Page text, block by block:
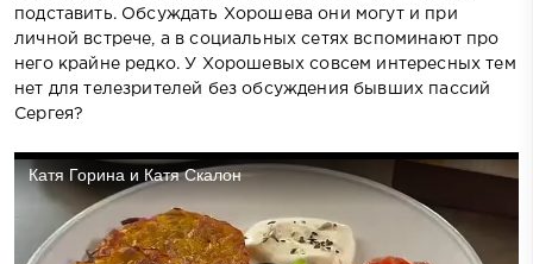
подставить. Обсуждать Хорошева они могут и при
личной встрече, а в социальных сетях вспоминают про
него крайне редко. У Хорошевых совсем интересных тем
нет для телезрителей без обсуждения бывших пассий
Сергея?